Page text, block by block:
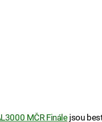
MČR Finálejsou